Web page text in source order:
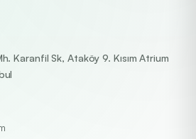
Karanfil Sk, Ataköy 9. Kısım Atrium